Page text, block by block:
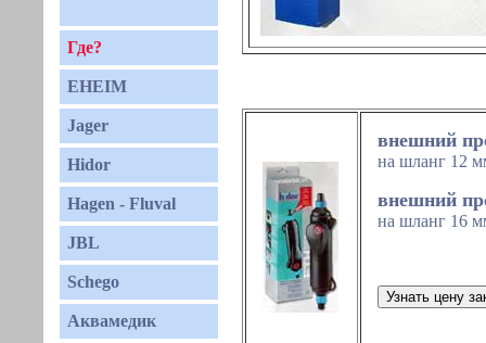
Где?
EHEIM
Jager
Hidor
Hagen - Fluval
JBL
Schego
Аквамедик
внешний
на шланг 12
внешний
на шланг 16